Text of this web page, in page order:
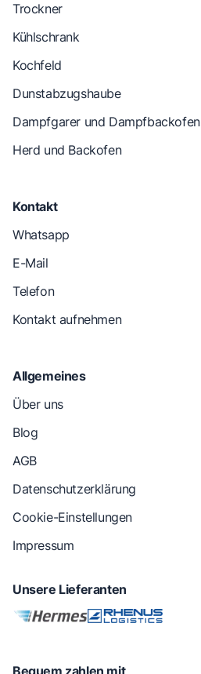
Trockner
Kühlschrank
Kochfeld
Dunstabzugshaube
Dampfgarer und Dampfbackofen
Herd und Backofen
Kontakt
Whatsapp
E-Mail
Telefon
Kontakt aufnehmen
Allgemeines
Über uns
Blog
AGB
Datenschutzerklärung
Cookie-Einstellungen
Impressum
Unsere Lieferanten